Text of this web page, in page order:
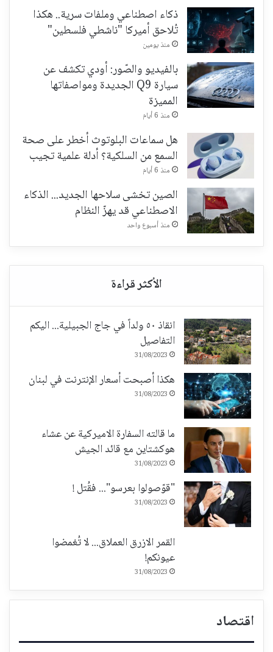
ذكاء اصطناعي وملفات سرية.. هكذا
تُلاحق أميركا "ناشطي فلسطين"
منذ يومين
بالفيديو والصّور: أودي تكشف عن
سيارة Q9 الجديدة ومواصفاتها
المميزة
منذ 6 أيام
هل سماعات البلوتوث أخطر على صحة
السمع من السلكية؟ أدلة علمية تجيب
منذ 6 أيام
الصين تخشى سلاحها الجديد... الذكاء
الاصطناعي قد يهزّ النظام
منذ أسبوع واحد
انقاذ ٥٠ ولداً في جاج الجبيلية... اليكم
التفاصيل
31/08/2023
هكذا أصبحت أسعار الإنترنت في لبنان
31/08/2023
ما قالته السفارة الاميركية عن عشاء
هوكشتاين مع قائد الجيش
31/08/2023
"قوّصولوا بعرسو"... فقُتل !
31/08/2023
القمر الازرق العملاق... لا تُغمضوا
عيونكم!
31/08/2023
اقتصاد